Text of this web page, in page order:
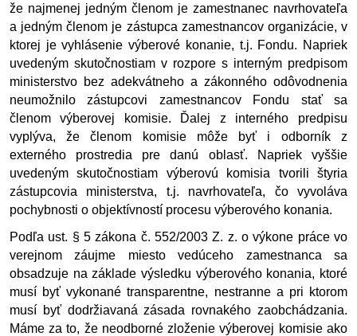
že najmenej jedným členom je zamestnanec navrhovateľa
a jedným členom je zástupca zamestnancov organizácie, v
ktorej je vyhlásenie výberové konanie, t.j. Fondu. Napriek
uvedeným skutočnostiam v rozpore s interným predpisom
ministerstvo bez adekvátneho a zákonného odôvodnenia
neumožnilo zástupcovi zamestnancov Fondu stať sa
členom výberovej komisie. Ďalej z interného predpisu
vyplýva, že členom komisie môže byť i odborník z
externého prostredia pre danú oblasť. Napriek vyššie
uvedeným skutočnostiam výberovú komisia tvorili štyria
zástupcovia ministerstva, t.j. navrhovateľa, čo vyvoláva
pochybnosti o objektívností procesu výberového konania.
Podľa ust. § 5 zákona č. 552/2003 Z. z. o výkone práce vo
verejnom záujme miesto vedúceho zamestnanca sa
obsadzuje na základe výsledku výberového konania, ktoré
musí byť vykonané transparentne, nestranne a pri ktorom
musí byť dodržiavaná zásada rovnakého zaobchádzania.
Máme za to, že neodborné zloženie výberovej komisie ako